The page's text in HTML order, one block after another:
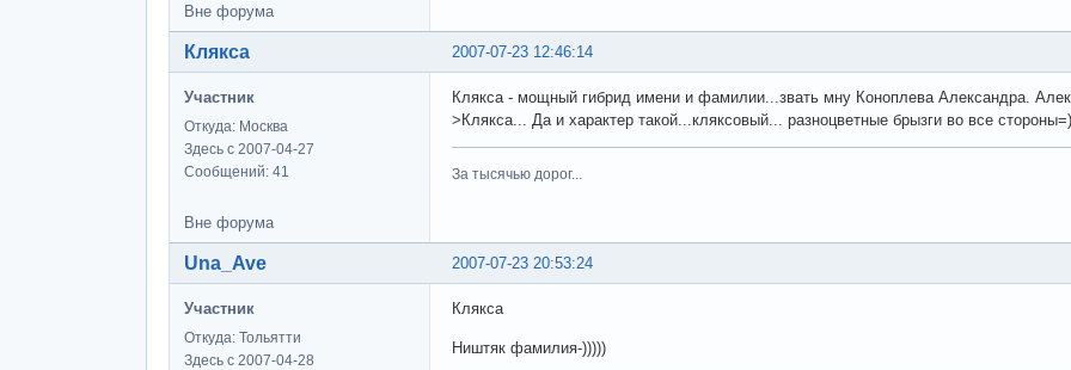
Вне форума
2007-07-23 12:46:14
Клякса
Участник
Откуда: Москва
Здесь с 2007-04-27
Сообщений: 41
Клякса - мощный гибрид имени и фамилии...звать мну Коноплева Александра.
>Клякса... Да и характер такой...кляксовый... разноцветные брызги во все
За тысячью дорог...
Вне форума
2007-07-23 20:53:24
Una_Ave
Участник
Откуда: Тольятти
Здесь с 2007-04-28
Клякса
Ништяк фамилия-)))))